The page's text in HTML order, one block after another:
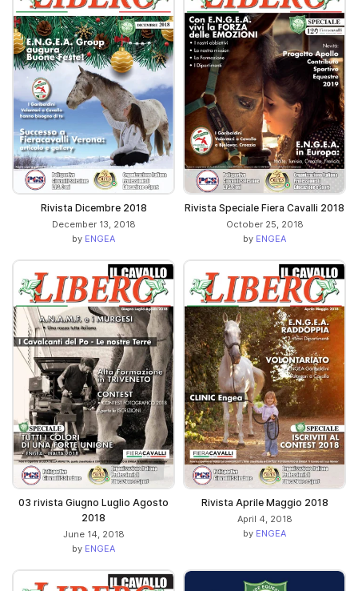
Rivista Dicembre 2018
December 13, 2018
by ENGEA
Rivista Speciale Fiera Cavalli 2018
October 25, 2018
by ENGEA
03 rivista Giugno Luglio Agosto
2018
June 14, 2018
by ENGEA
Rivista Aprile Maggio 2018
April 4, 2018
by ENGEA